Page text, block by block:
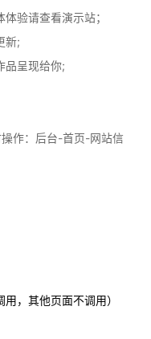
验请查看演示站；
新;
品呈现给你;
作：后台-首页-网站信
，其他页面不调用）